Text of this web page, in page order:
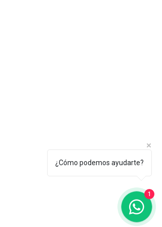
¿Cómo podemos ayudarte?
1